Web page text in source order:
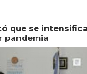
que se
pandemia